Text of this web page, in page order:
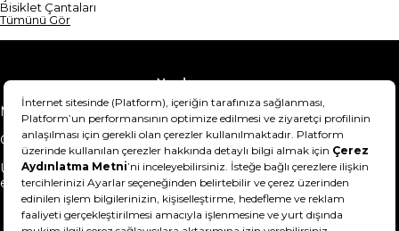
Bisiklet Çantaları
Tümünü Gör
Yardım
Mesafeli Satış Sözleşmesi
Teslimat Bilgisi
Gizlilik Sözleşmesi
Şartlar & Koşullar
Ürünümü nasıl iade
edebilirim?
Hakkımızda